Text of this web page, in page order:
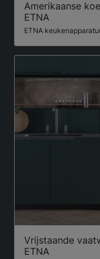
Amerikaanse
ETNA
ETNA
Vrijstaande
ETNA